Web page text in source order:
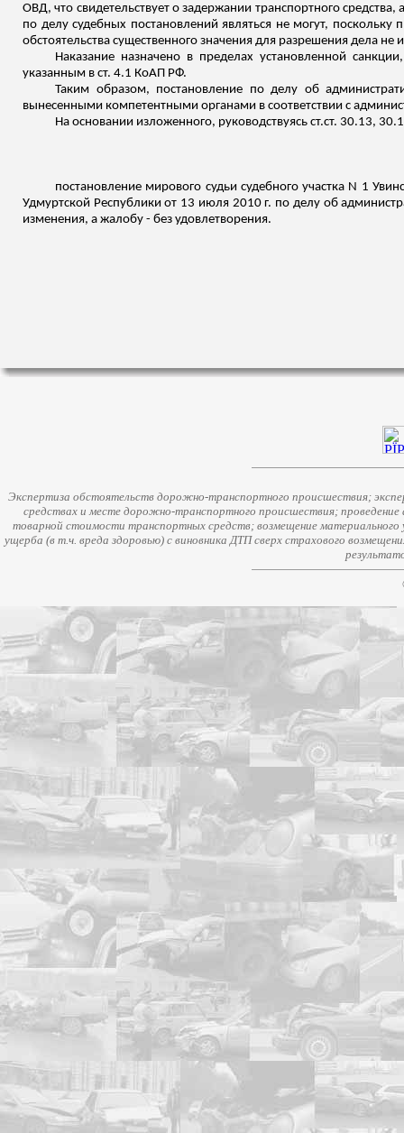
ОВД, что свидетельствует о задержании транспортного
по делу судебных постановлений являться не могут,
обстоятельства существенного значения для разрешения дела не
Наказание назначено в пределах установленной
указанным в ст. 4.1 КоАП РФ.
Таким образом, постановление по делу об
вынесенными компетентными органами в соответствии с
На основании изложенного, руководствуясь ст.ст. 30.13,
постановление мирового судьи судебного участка N 1
Удмуртской Республики от 13 июля 2010 г. по делу об
изменения, а жалобу - без удовлетворения.
Экспертиза обстоятельств дорожно-транспортного происшествия;
средствах и месте дорожно-транспортного происшествия;
товарной стоимости транспортных средств; возмещение
ущерба (в т.ч. вреда здоровью) с виновника ДТП сверх страхового